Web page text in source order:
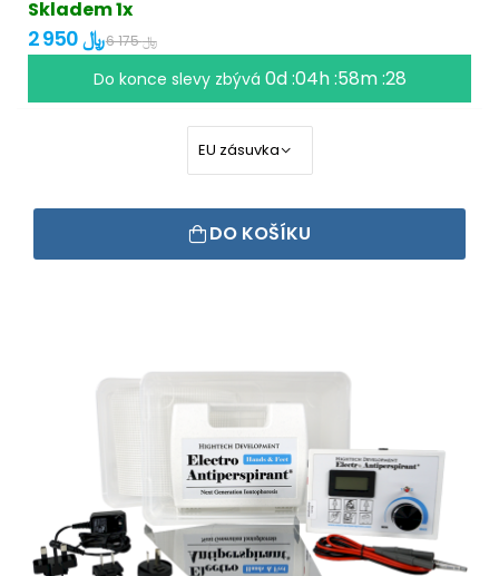
Skladem 1x
2 950 ﷼ 6 175 ﷼
Do konce slevy zbývá 0d :04h :58m :27
DO KOŠÍKU